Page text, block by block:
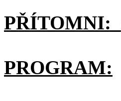
PŘÍTOMNI:
PROGRAM: